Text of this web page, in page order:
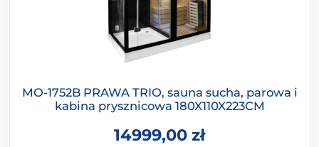
MO-1752B PRAWA TRIO, sauna sucha, parowa i
kabina prysznicowa 180X110X223CM
14999,00 zł